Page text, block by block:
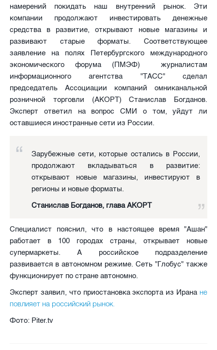
намерений покидать наш внутренний рынок. Эти
компании продолжают инвестировать денежные
средства в развитие, открывают новые магазины и
развивают старые форматы. Соответствующее
заявление на полях Петербургского международного
экономического форума (ПМЭФ) журналистам
информационного агентства "ТАСС" сделал
председатель Ассоциации компаний омниканальной
розничной торговли (АКОРТ) Станислав Богданов.
Эксперт ответил на вопрос СМИ о том, уйдут ли
оставшиеся иностранные сети из России.
Зарубежные сети, которые остались в России,
продолжают вкладываться в развитие:
открывают новые магазины, инвестируют в
регионы и новые форматы.
Станислав Богданов, глава АКОРТ
Специалист пояснил, что в настоящее время "Ашан"
работает в 100 городах страны, открывает новые
супермаркеты. А российское подразделение
развивается в автономном режиме. Сеть "Глобус" также
функционирует по стране автономно.
Эксперт заявил, что приостановка экспорта из Ирана не
повлияет на российский рынок.
Фото: Piter.tv